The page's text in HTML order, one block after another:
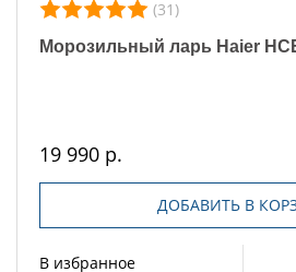
(31)
Морозильный ларь Haier
19 990 р.
ДОБАВИТЬ В
В избранное